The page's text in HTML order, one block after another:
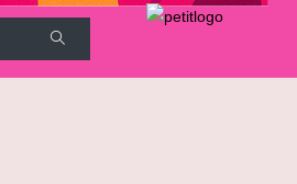
Toggle
website